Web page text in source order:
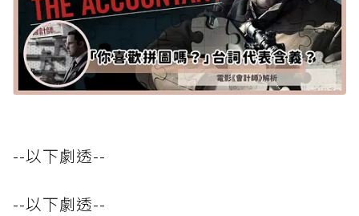
--以下劇透--
--以下劇透--